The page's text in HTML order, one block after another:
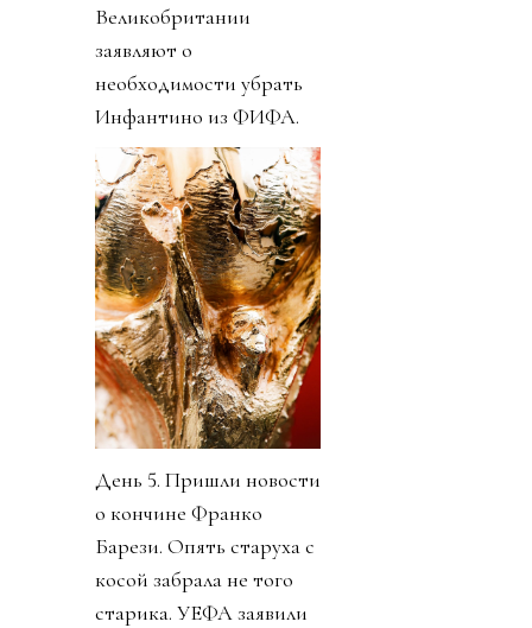
Великобритании
заявляют о
необходимости убрать
Инфантино из ФИФА.
День 5. Пришли новости
о кончине Франко
Барези. Опять старуха с
косой забрала не того
старика. УЕФА заявили